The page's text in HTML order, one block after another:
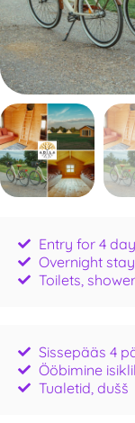
Entry for 4
Overnight
Toilets, shower
Sissepääs 4
Ööbimine
Tualetid, dušš